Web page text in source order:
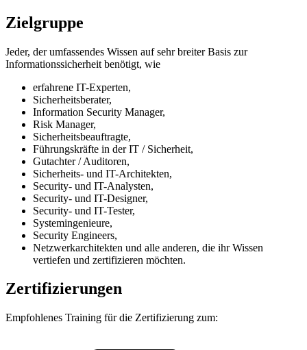
Zielgruppe
Jeder, der umfassendes Wissen auf sehr breiter Basis zur
Informationssicherheit benötigt, wie
erfahrene IT-Experten,
Sicherheitsberater,
Information Security Manager,
Risk Manager,
Sicherheitsbeauftragte,
Führungskräfte in der IT / Sicherheit,
Gutachter / Auditoren,
Sicherheits- und IT-Architekten,
Security- und IT-Analysten,
Security- und IT-Designer,
Security- und IT-Tester,
Systemingenieure,
Security Engineers,
Netzwerkarchitekten und alle anderen, die ihr Wissen
vertiefen und zertifizieren möchten.
Zertifizierungen
Empfohlenes Training für die Zertifizierung zum: